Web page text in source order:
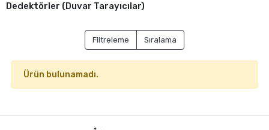
Dedektörler (Duvar Tarayıcılar)
Filtreleme Sıralama
Ürün bulunamadı.